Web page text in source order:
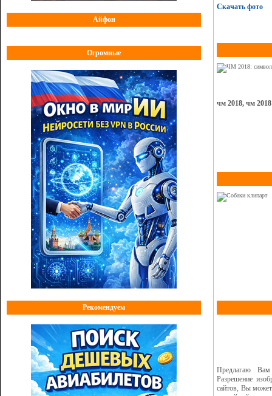
Айфон
Огромные
Рекомендуем
Скачать фото
чм 2018, чм
Предлагаю Вам
Разрешение
сайтов, Вы